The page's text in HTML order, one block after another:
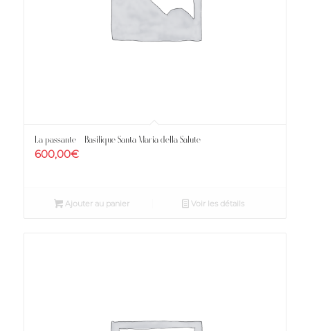
La passante – Basilique Santa Maria della Salute
600,00€
Ajouter au panier Voir les détails